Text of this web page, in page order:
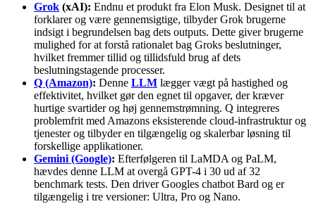
Grok (xAI): Endnu et produkt fra Elon Musk. Designet til at
forklarer og være gennemsigtige, tilbyder Grok brugerne
indsigt i begrundelsen bag dets outputs. Dette giver brugerne
mulighed for at forstå rationalet bag Groks beslutninger,
hvilket fremmer tillid og tillidsfuld brug af dets
beslutningstagende processer.
Q (Amazon): Denne LLM lægger vægt på hastighed og
effektivitet, hvilket gør den egnet til opgaver, der kræver
hurtige svartider og høj gennemstrømning. Q integreres
problemfrit med Amazons eksisterende cloud-infrastruktur og
tjenester og tilbyder en tilgængelig og skalerbar løsning til
forskellige applikationer.
Gemini (Google): Efterfølgeren til LaMDA og PaLM,
hævdes denne LLM at overgå GPT-4 i 30 ud af 32
benchmark tests. Den driver Googles chatbot Bard og er
tilgængelig i tre versioner: Ultra, Pro og Nano.